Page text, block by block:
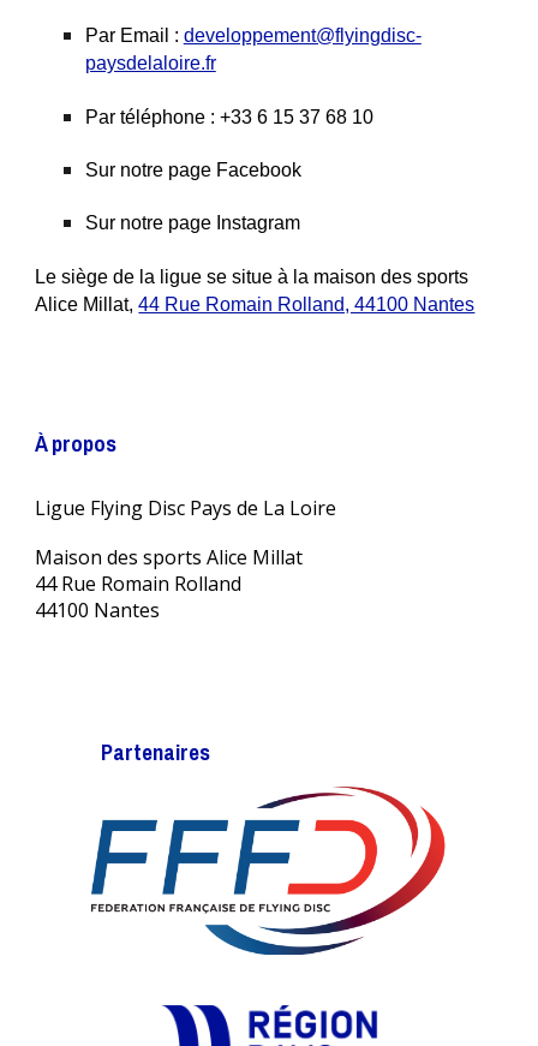
Par Email : developpement@flyingdisc-
paysdelaloire.fr
Par téléphone : +33 6 15 37 68 10
Sur notre page Facebook
Sur notre page Instagram
Le siège de la ligue se situe à la maison des sports
Alice Millat,44 Rue Romain Rolland, 44100 Nantes
À propos
Ligue Flying Disc Pays de La Loire
Maison des sports Alice Millat
44 Rue Romain Rolland
44100 Nantes
Partenaires